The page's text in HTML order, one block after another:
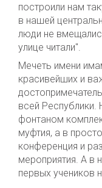
построили нам
в нашей
люди не
улице читали".
Мечеть имени
красивейших и
всей Республики.
фонтаном
муфтия, а в
конференция и
мероприятия. А в
первых учеников